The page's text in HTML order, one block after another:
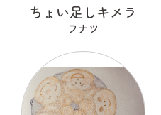
ちょい足しキメラ
フナツ